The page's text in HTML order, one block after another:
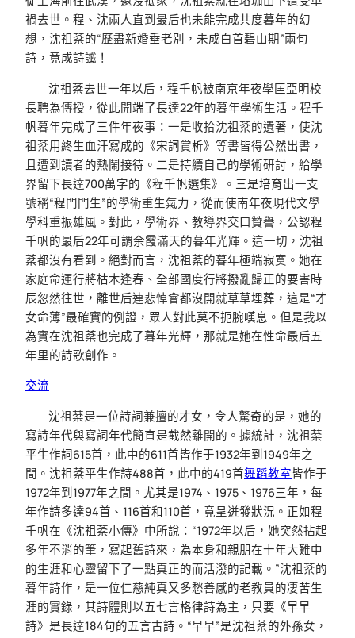
禍去世。程、沈兩人直到最后也未能完成共度暮年的幻
想，沈祖棻的“歷盡新婚垂老別，未成白首碧山期”兩句
詩，竟成詩讖！
沈祖棻去世一年以后，程千帆被南京年夜學匡亞明校
長聘為傳授，從此開端了長達22年的暮年學術生活。程千
帆暮年完成了三件年夜事：一是收拾沈祖棻的遺著，使沈
祖棻用終生血汗寫成的《宋詞賞析》等書皆得公然出書，
且遭到讀者的熱鬧接待。二是持續自己的學術研討，給學
界留下長達700萬字的《程千帆選集》。三是培育出一支
號稱“程門門生”的學術重生氣力，從而使南年夜現代文學
學科重振雄風。對此，學術界、教導界交口贊譽，公認程
千帆的最后22年可謂余霞滿天的暮年光輝。這一切，沈祖
棻都沒有看到。絕對而言，沈祖棻的暮年極端寂寞。她在
家庭命運行將枯木逢春、全部國度行將撥亂歸正的要害時
辰忽然往世，離世后連悲悼會都沒開就草草埋葬，這是“才
女命薄”最確實的例證，眾人對此莫不扼腕嘆息。但是我以
為實在沈祖棻也完成了暮年光輝，那就是她在性命最后五
年里的詩歌創作。
交流
沈祖棻是一位詩詞兼擅的才女，令人驚奇的是，她的
寫詩年代與寫詞年代簡直是截然離開的。據統計，沈祖棻
平生作詞615首，此中的611首皆作于1932年到1949年之
間。沈祖棻平生作詩488首，此中的419首舞蹈教室皆作于
1972年到1977年之間。尤其是1974、1975、1976三年，每
年作詩多達94首、116首和110首，竟呈迸發狀況。正如程
千帆在《沈祖棻小傳》中所說：“1972年以后，她突然拈起
多年不消的筆，寫起舊詩來，為本身和親朋在十年大難中
的生涯和心靈留下了一點真正的而活潑的記載。”沈祖棻的
暮年詩作，是一位仁慈純真又多愁善感的老教員的凄苦生
涯的實錄，其詩體則以五七言格律詩為主，只要《早早
詩》是長達184句的五言古詩。“早早”是沈祖棻的外孫女，